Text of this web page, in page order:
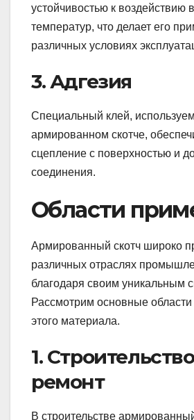
устойчивостью к воздействию
температур, что делает его
различных условиях
3. Адгезия
Специальный клей,
армированном скотче,
сцепление с поверхностью и
соединения.
Области
Армированный скотч широко
различных отраслях
благодаря своим уникальным
Рассмотрим основные
этого материала.
1.
ремонт
В строительстве